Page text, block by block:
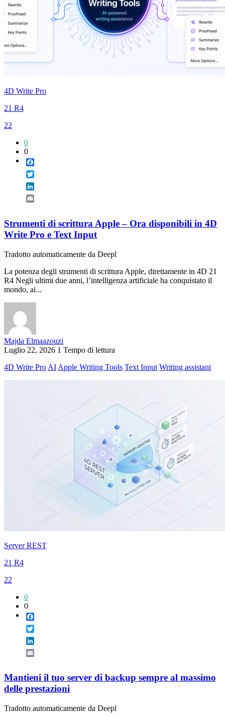
4D Write Pro
21 R4
22
0
0
Strumenti di scrittura Apple – Ora disponibili in 4D
Write Pro e Text Input
Tradotto automaticamente da Deepl
La potenza degli strumenti di scrittura Apple, direttamente in 4D 21
R4 Negli ultimi due anni, l’intelligenza artificiale ha conquistato il
mondo, ai...
Majda Elmaazouzi
Luglio 22, 2026 1 Tempo di lettura
4D Write Pro AI Apple Writing Tools Text Input Writing assistant
Server REST
21 R4
22
0
0
Mantieni il tuo server di backup sempre al massimo
delle prestazioni
Tradotto automaticamente da Deepl